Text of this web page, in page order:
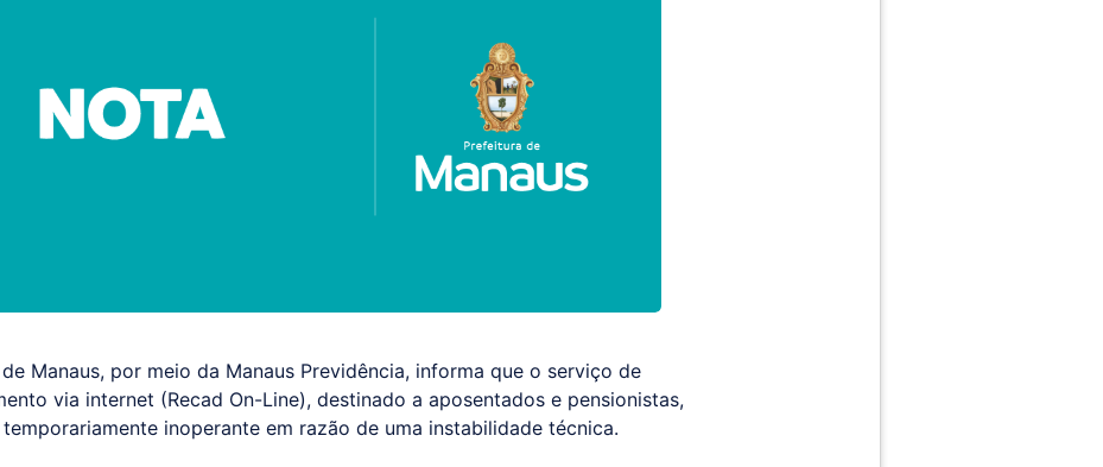
Manaus, por meio da Manaus Previdência, informa que o serviço de
via internet (Recad On-Line), destinado a aposentados e pensionistas,
inoperante em razão de uma instabilidade técnica.